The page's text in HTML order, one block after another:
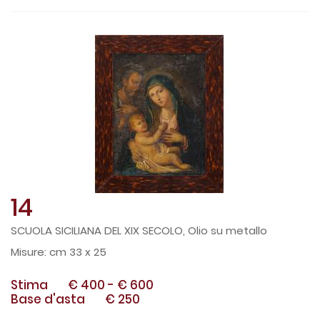
14
SCUOLA SICILIANA DEL XIX SECOLO, Olio su metallo
cm 33 x 25
Stima € 400 - € 600
Base d'asta
€ 250